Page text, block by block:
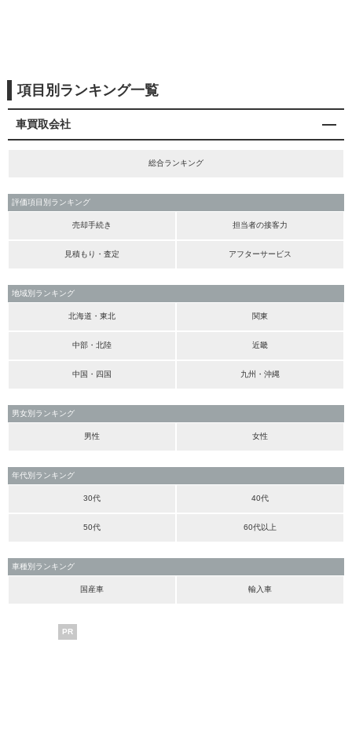
項目別ランキング一覧
車買取会社
総合ランキング
評価項目別ランキング
売却手続き 担当者の接客力
見積もり・査定 アフターサービス
地域別ランキング
北海道・東北 関東
中部・北陸 近畿
中国・四国 九州・沖縄
男女別ランキング
男性 女性
年代別ランキング
30代 40代
50代 60代以上
車種別ランキング
国産車 輸入車
PR